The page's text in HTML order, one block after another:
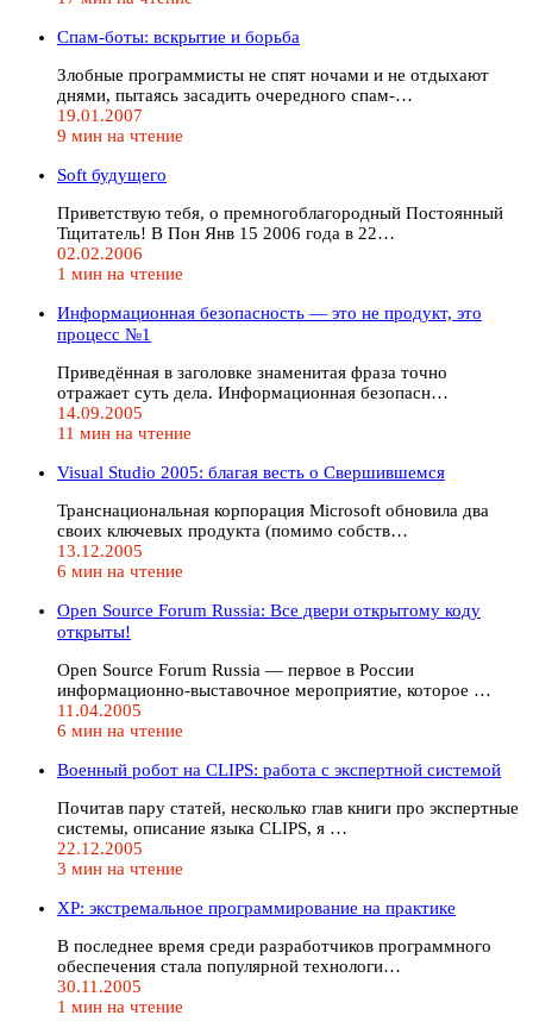
Спам-боты: вскрытие и борьба
Злобные программисты не спят ночами и не отдыхают
днями, пытаясь засадить очередного спам-…
19.01.2007
9 мин на чтение
Soft будущего
Приветствую тебя, о премногоблагородный Постоянный
Тщитатель! В Пон Янв 15 2006 года в 22…
02.02.2006
1 мин на чтение
Информационная безопасность — это не продукт, это
процесс №1
Приведённая в заголовке знаменитая фраза точно
отражает суть дела. Информационная безопасн…
14.09.2005
11 мин на чтение
Visual Studio 2005: благая весть о Свершившемся
Транснациональная корпорация Microsoft обновила два
своих ключевых продукта (помимо собств…
13.12.2005
6 мин на чтение
Open Source Forum Russia: Все двери открытому коду
открыты!
Open Source Forum Russia — первое в России
информационно-выставочное мероприятие, которое …
11.04.2005
6 мин на чтение
Военный робот на CLIPS: работа с экспертной системой
Почитав пару статей, несколько глав книги про экспертные
системы, описание языка CLIPS, я …
22.12.2005
3 мин на чтение
XP: экстремальное программирование на практике
В последнее время среди разработчиков программного
обеспечения стала популярной технологи…
30.11.2005
1 мин на чтение